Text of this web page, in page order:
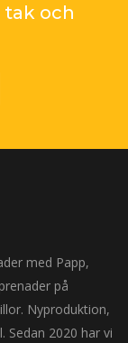
och
med Papp,
på
Nyproduktion,
Sedan 2020 har vi